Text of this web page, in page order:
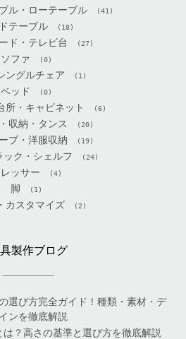
ル・ローテーブル (41)
テーブル (18)
ド・テレビ台 (27)
ソファ (0)
ングルチェア (1)
ベッド (0)
所・キャビネット (6)
収納・タンス (20)
ブ・洋服収納 (19)
ック・シェルフ (24)
レッサー (4)
脚 (1)
カスタマイズ (2)
製作ブログ
選び方完全ガイド！種類・素材・デ
ンを徹底解説
？高さの基準と選び方を徹底解説